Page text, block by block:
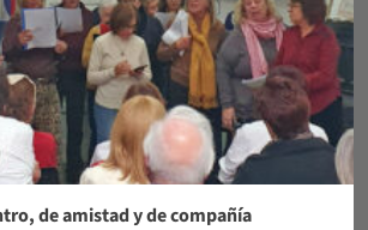
de amistad y de compañía